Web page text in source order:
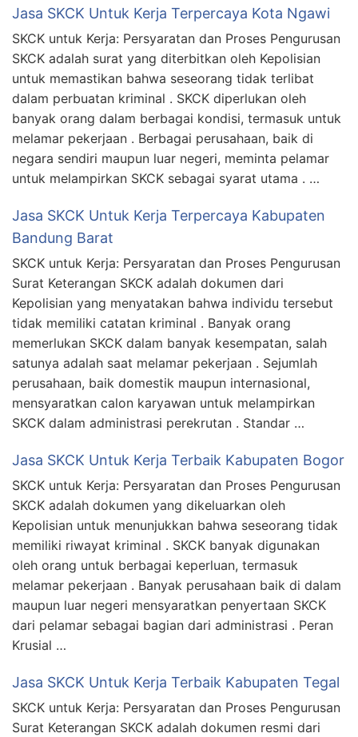
Jasa SKCK Untuk Kerja Terpercaya Kota Ngawi
SKCK untuk Kerja: Persyaratan dan Proses Pengurusan
SKCK adalah surat yang diterbitkan oleh Kepolisian
untuk memastikan bahwa seseorang tidak terlibat
dalam perbuatan kriminal . SKCK diperlukan oleh
banyak orang dalam berbagai kondisi, termasuk untuk
melamar pekerjaan . Berbagai perusahaan, baik di
negara sendiri maupun luar negeri, meminta pelamar
untuk melampirkan SKCK sebagai syarat utama . …
Jasa SKCK Untuk Kerja Terpercaya Kabupaten
Bandung Barat
SKCK untuk Kerja: Persyaratan dan Proses Pengurusan
Surat Keterangan SKCK adalah dokumen dari
Kepolisian yang menyatakan bahwa individu tersebut
tidak memiliki catatan kriminal . Banyak orang
memerlukan SKCK dalam banyak kesempatan, salah
satunya adalah saat melamar pekerjaan . Sejumlah
perusahaan, baik domestik maupun internasional,
mensyaratkan calon karyawan untuk melampirkan
SKCK dalam administrasi perekrutan . Standar …
Jasa SKCK Untuk Kerja Terbaik Kabupaten Bogor
SKCK untuk Kerja: Persyaratan dan Proses Pengurusan
SKCK adalah dokumen yang dikeluarkan oleh
Kepolisian untuk menunjukkan bahwa seseorang tidak
memiliki riwayat kriminal . SKCK banyak digunakan
oleh orang untuk berbagai keperluan, termasuk
melamar pekerjaan . Banyak perusahaan baik di dalam
maupun luar negeri mensyaratkan penyertaan SKCK
dari pelamar sebagai bagian dari administrasi . Peran
Krusial …
Jasa SKCK Untuk Kerja Terbaik Kabupaten Tegal
SKCK untuk Kerja: Persyaratan dan Proses Pengurusan
Surat Keterangan SKCK adalah dokumen resmi dari